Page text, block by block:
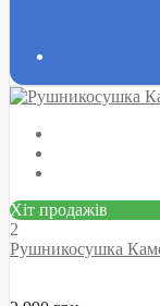
Хіт продажів
2
Рушникосушка